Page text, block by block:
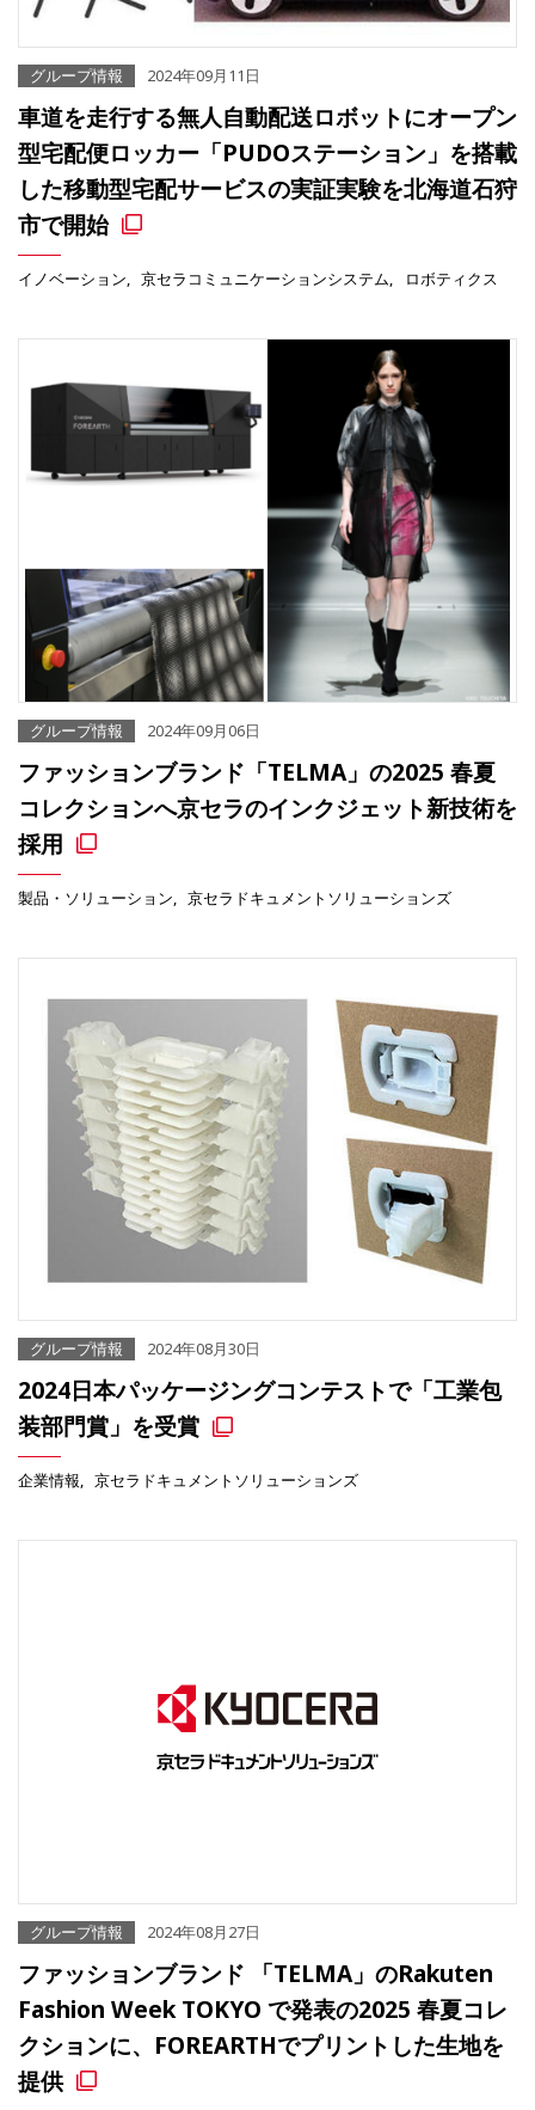
グループ情報 2024年09月11日
車道を走行する無人自動配送ロボットにオープン
型宅配便ロッカー「PUDOステーション」を搭載
した移動型宅配サービスの実証実験を北海道石狩
市で開始
イノベーション 京セラコミュニケーションシステム ロボティクス
グループ情報 2024年09月06日
ファッションブランド「TELMA」の2025 春夏
コレクションへ京セラのインクジェット新技術を
採用
製品・ソリューション 京セラドキュメントソリューションズ
グループ情報 2024年08月30日
2024日本パッケージングコンテストで「工業包
装部門賞」を受賞
企業情報 京セラドキュメントソリューションズ
グループ情報 2024年08月27日
ファッションブランド 「TELMA」のRakuten
Fashion Week TOKYO で発表の2025 春夏コレ
クションに、FOREARTHでプリントした生地を
提供